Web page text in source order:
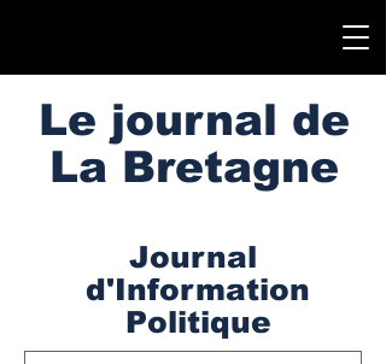
Le journal de
La Bretagne
Journal
d'Information
Politique